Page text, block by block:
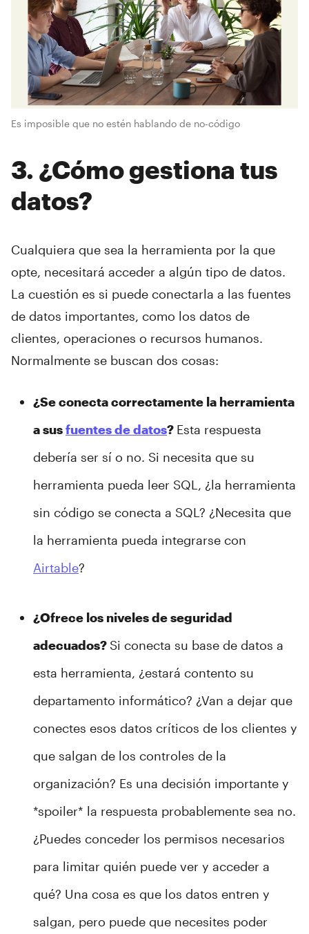
Es imposible que no estén hablando de no-código
3. ¿Cómo gestiona tus
datos?
Cualquiera que sea la herramienta por la que
opte, necesitará acceder a algún tipo de datos.
La cuestión es si puede conectarla a las fuentes
de datos importantes, como los datos de
clientes, operaciones o recursos humanos.
Normalmente se buscan dos cosas:
¿Se conecta correctamente la herramienta
a susfuentes de datos? Esta respuesta
debería ser sí o no. Si necesita que su
herramienta pueda leer SQL, ¿la herramienta
sin código se conecta a SQL? ¿Necesita que
la herramienta pueda integrarse con
Airtable?
¿Ofrece los niveles de seguridad
adecuados? Si conecta su base de datos a
esta herramienta, ¿estará contento su
departamento informático? ¿Van a dejar que
conectes esos datos críticos de los clientes y
que salgan de los controles de la
organización? Es una decisión importante y
*spoiler* la respuesta probablemente sea no.
¿Puedes conceder los permisos necesarios
para limitar quién puede ver y acceder a
qué? Una cosa es que los datos entren y
salgan, pero puede que necesites poder